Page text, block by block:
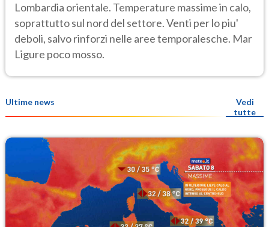
Lombardia orientale. Temperature massime in calo,
soprattutto sul nord del settore. Venti per lo piu'
deboli, salvo rinforzi nelle aree temporalesche. Mar
Ligure poco mosso.
Ultime news
Vedi
tutte